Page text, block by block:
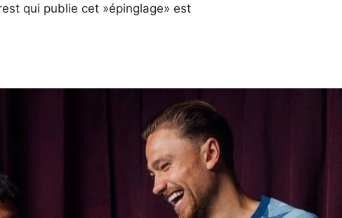
qui publie cet »épinglage» est